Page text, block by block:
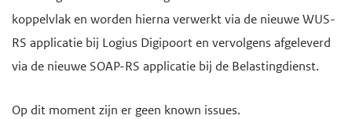
koppelvlak en worden hierna verwerkt via de nieuwe WUS-
RS applicatie bij Logius Digipoort en vervolgens afgeleverd
via de nieuwe SOAP-RS applicatie bij de Belastingdienst.
Op dit moment zijn er geen known issues.